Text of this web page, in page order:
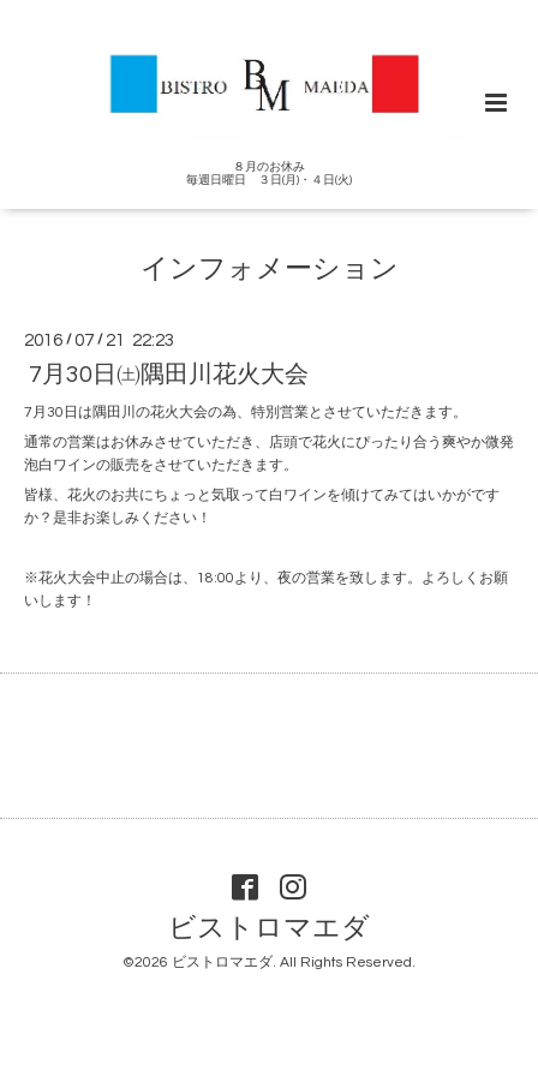
８月のお休み
毎週日曜日 ３日(月)・４日(火)
インフォメーション
2016 /07 / 21 22:23
7月30日㈯隅田川花火大会
7月30日は隅田川の花火大会の為、特別営業とさせていただきます。
通常の営業はお休みさせていただき、店頭で花火にぴったり合う爽やか微発
泡白ワインの販売をさせていただきます。
皆様、花火のお共にちょっと気取って白ワインを傾けてみてはいかがです
か？是非お楽しみください！
※花火大会中止の場合は、18:00より、夜の営業を致します。よろしくお願
いします！
ビストロマエダ
©2026 ビストロマエダ. All Rights Reserved.